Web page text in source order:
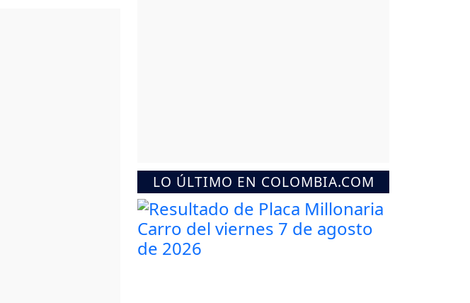
LO ÚLTIMO EN COLOMBIA.COM